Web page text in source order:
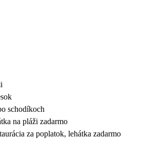
schodíkoch
na pláži zadarmo
za poplatok, lehátka zadarmo